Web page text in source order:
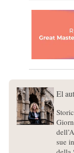
El
sue